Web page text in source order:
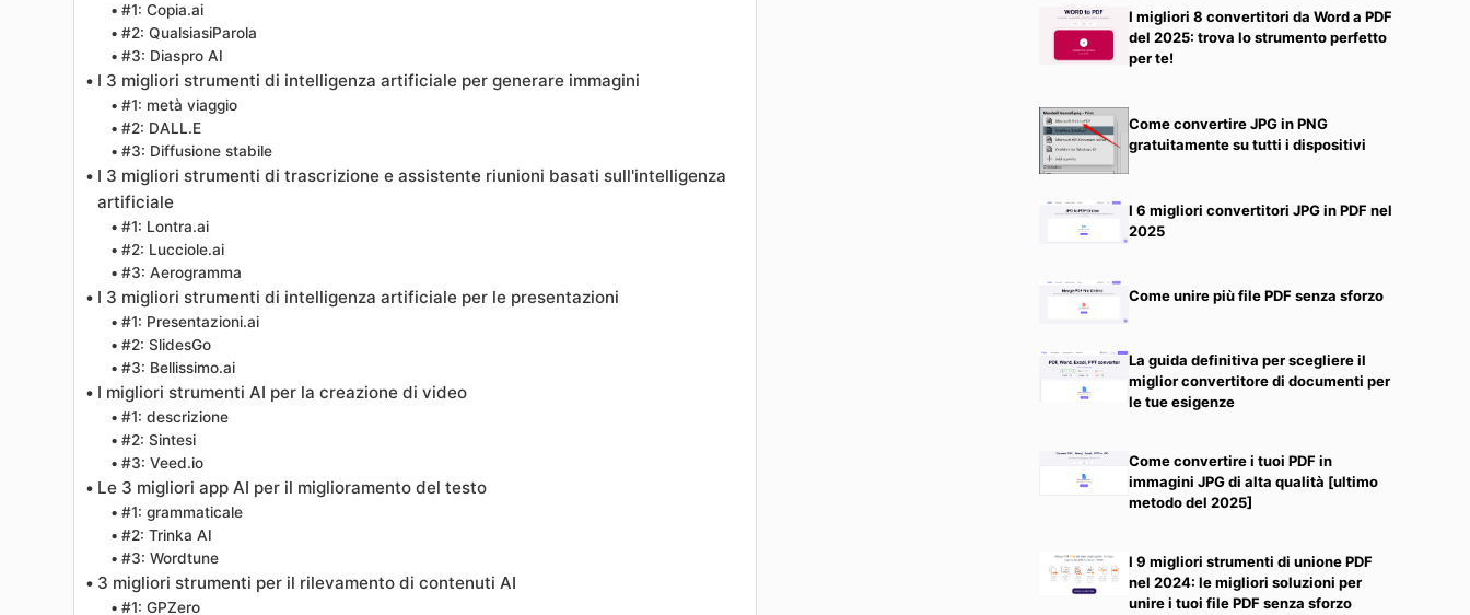
#1: Copia.ai
#2: QualsiasiParola
#3: Diaspro AI
I 3 migliori strumenti di intelligenza artificiale per generare immagini
#1: metà viaggio
#2: DALL.E
#3: Diffusione stabile
I 3 migliori strumenti di trascrizione e assistente riunioni basati sull'intelligenza
artificiale
#1: Lontra.ai
#2: Lucciole.ai
#3: Aerogramma
I 3 migliori strumenti di intelligenza artificiale per le presentazioni
#1: Presentazioni.ai
#2: SlidesGo
#3: Bellissimo.ai
I migliori strumenti AI per la creazione di video
#1: descrizione
#2: Sintesi
#3: Veed.io
Le 3 migliori app AI per il miglioramento del testo
#1: grammaticale
#2: Trinka AI
#3: Wordtune
3 migliori strumenti per il rilevamento di contenuti AI
#1: GPZero
I migliori 8 convertitori da Word a PDF
del 2025: trova lo strumento perfetto
per te!
Come convertire JPG in PNG
gratuitamente su tutti i dispositivi
I 6 migliori convertitori JPG in PDF nel
2025
Come unire più file PDF senza sforzo
La guida definitiva per scegliere il
miglior convertitore di documenti per
le tue esigenze
Come convertire i tuoi PDF in
immagini JPG di alta qualità [ultimo
metodo del 2025]
I 9 migliori strumenti di unione PDF
nel 2024: le migliori soluzioni per
unire i tuoi file PDF senza sforzo